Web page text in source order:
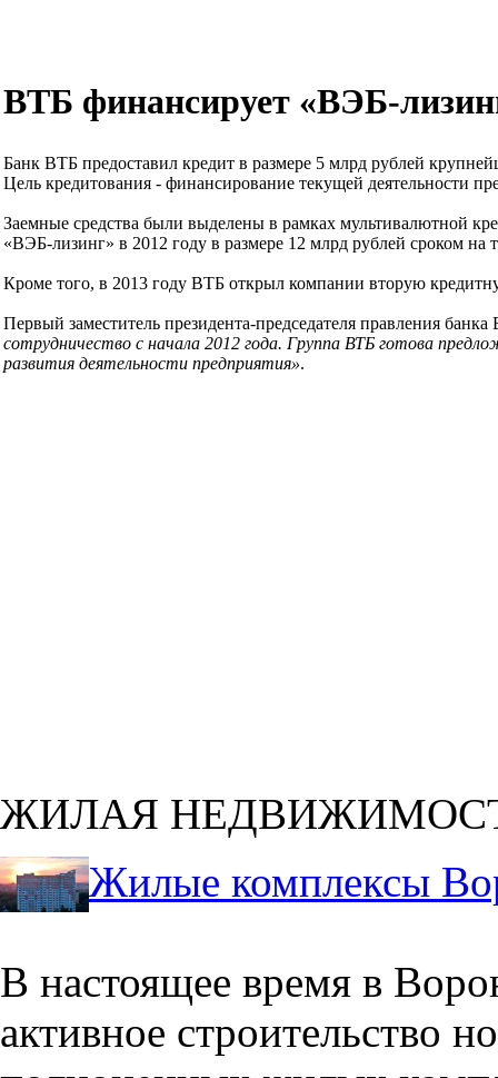
ВТБ финансирует «ВЭБ-
Банк ВТБ предоставил кредит в размере 5 млрд рублей
Цель кредитования - финансирование текущей деятельности
Заемные средства были выделены в рамках мультивалютной
«ВЭБ-лизинг» в 2012 году в размере 12 млрд рублей сроком на
Кроме того, в 2013 году ВТБ открыл компании вторую
Первый заместитель президента-председателя правления
сотрудничество с начала 2012 года. Группа ВТБ готова
развития деятельности предприятия».
ЖИЛАЯ
Жилые комплексы
В настоящее время в
активное строительство